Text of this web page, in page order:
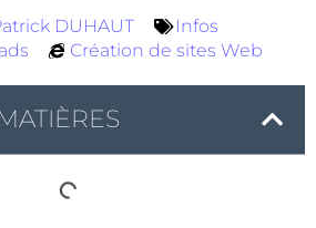
DUHAUT
Infos
Création de sites Web